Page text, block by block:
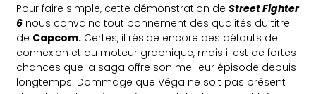
Pour faire simple, cette démonstration deStreet Fighter
6 nous convainc tout bonnement des qualités du titre
de Capcom. Certes, il réside encore des défauts de
connexion et du moteur graphique, mais il est de fortes
chances que la saga offre son meilleur épisode depuis
longtemps. Dommage que Véga ne soit pas présent